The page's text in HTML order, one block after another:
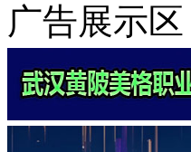
广告展示区